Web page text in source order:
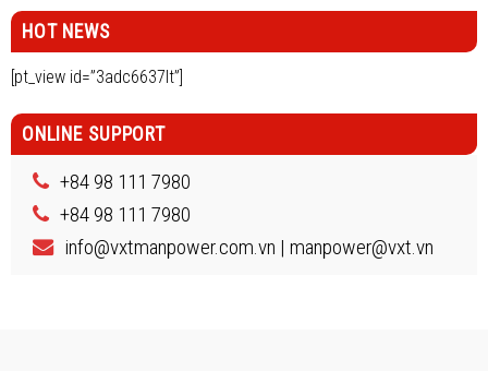
HOT NEWS
[pt_view id=”3adc6637lt”]
ONLINE SUPPORT
+84 98 111 7980
+84 98 111 7980
info@vxtmanpower.com.vn | manpower@vxt.vn